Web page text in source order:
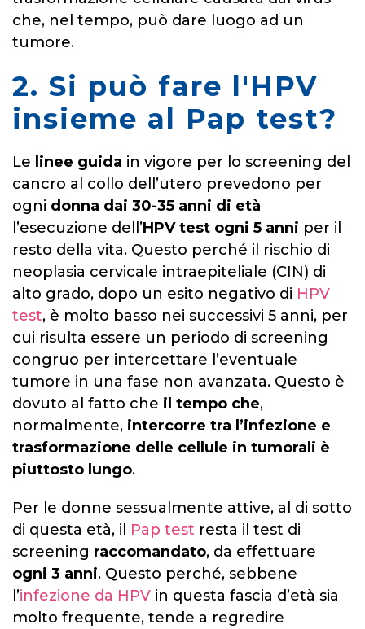
che, nel tempo, può dare luogo ad un
tumore.
2. Si può fare l'HPV
insieme al Pap test?
Le linee guida in vigore per lo screening del
cancro al collo dell’utero prevedono per
ogni donna dai 30-35 anni di età
l’esecuzione dell’HPV test ogni 5 anni per il
resto della vita. Questo perché il rischio di
neoplasia cervicale intraepiteliale (CIN) di
alto grado, dopo un esito negativo di HPV
test, è molto basso nei successivi 5 anni, per
cui risulta essere un periodo di screening
congruo per intercettare l’eventuale
tumore in una fase non avanzata. Questo è
dovuto al fatto che il tempo che,
normalmente, intercorre tra l’infezione e
trasformazione delle cellule in tumorali è
piuttosto lungo.
Per le donne sessualmente attive, al di sotto
di questa età, il Pap test resta il test di
screening raccomandato, da effettuare
ogni 3 anni. Questo perché, sebbene
l’infezione da HPV in questa fascia d’età sia
molto frequente, tende a regredire